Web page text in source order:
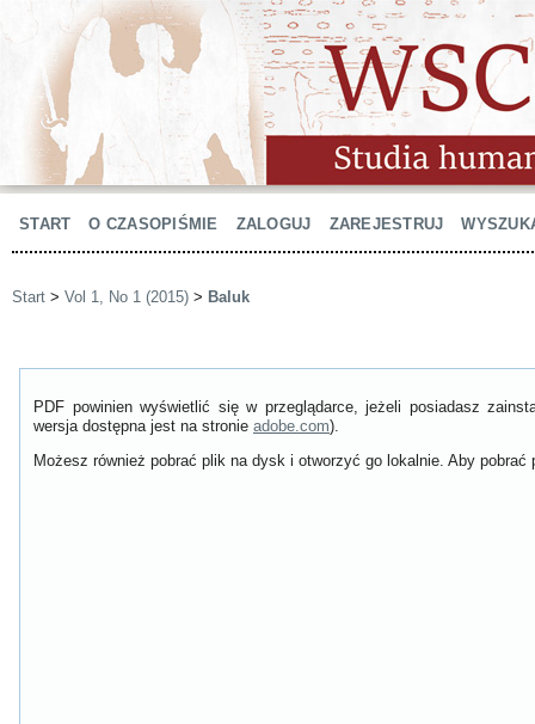
START O CZASOPIŚMIE ZALOGUJ ZAREJESTRUJ
Start > Vol 1, No 1 (2015) > Baluk
PDF powinien wyświetlić się w przeglądarce, jeżeli posiadasz
wersja dostępna jest na stronie adobe.com).
Możesz również pobrać plik na dysk i otworzyć go lokalnie. Aby